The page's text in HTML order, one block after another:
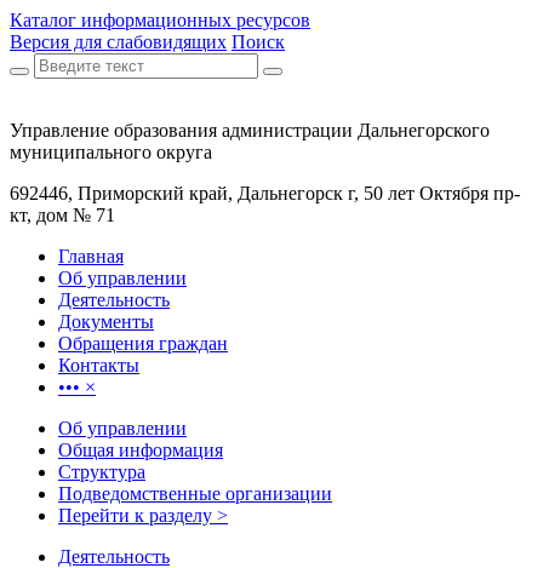
Каталог информационных ресурсов
Версия для слабовидящих Поиск
Управление образования администрации Дальнегорского
муниципального округа
692446, Приморский край, Дальнегорск г, 50 лет Октября пр-
кт, дом № 71
Главная
Об управлении
Деятельность
Документы
Обращения граждан
Контакты
••• ×
Об управлении
Общая информация
Структура
Подведомственные организации
Перейти к разделу >
Деятельность